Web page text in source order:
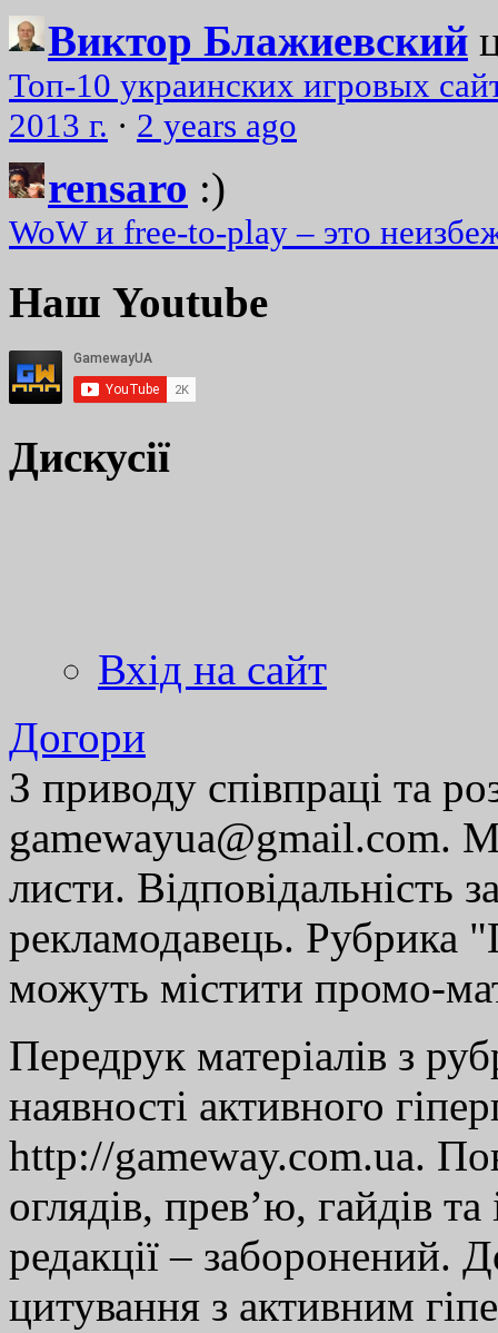
Виктор Блажиевский
Топ-10 украинских игровых
2013 г. · 2 years ago
rensaro :)
WoW и free-to-play – это
Наш Youtube
Дискусії
Вхід на сайт
Догори
З приводу співпраці та
gamewayua@gmail.com.
листи. Відповідальність
рекламодавець. Рубрика
можуть містити промо-
Передрук матеріалів з
наявності активного
http://gameway.com.ua.
оглядів, прев’ю, гайдів
редакції – заборонений.
цитування з активним